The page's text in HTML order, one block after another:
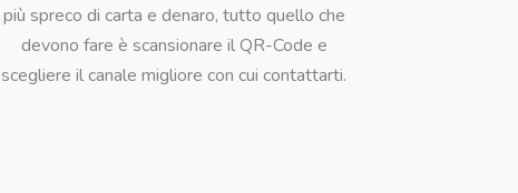
più spreco di carta e denaro, tutto quello che
devono fare è scansionare il QR-Code e
scegliere il canale migliore con cui contattarti.